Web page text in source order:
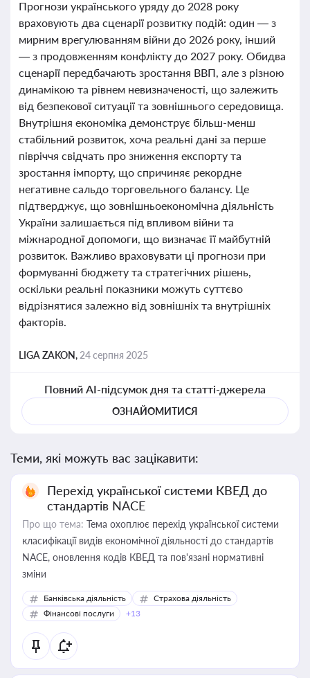
Прогнози українського уряду до 2028 року
враховують два сценарії розвитку подій: один — з
мирним врегулюванням війни до 2026 року, інший
— з продовженням конфлікту до 2027 року. Обидва
сценарії передбачають зростання ВВП, але з різною
динамікою та рівнем невизначеності, що залежить
від безпекової ситуації та зовнішнього середовища.
Внутрішня економіка демонструє більш-менш
стабільний розвиток, хоча реальні дані за перше
півріччя свідчать про зниження експорту та
зростання імпорту, що спричиняє рекордне
негативне сальдо торговельного балансу. Це
підтверджує, що зовнішньоекономічна діяльність
України залишається під впливом війни та
міжнародної допомоги, що визначає її майбутній
розвиток. Важливо враховувати ці прогнози при
формуванні бюджету та стратегічних рішень,
оскільки реальні показники можуть суттєво
відрізнятися залежно від зовнішніх та внутрішніх
факторів.
LIGA ZAKON, 24 серпня 2025
Повний AI-підсумок дня та статті-джерела
ОЗНАЙОМИТИСЯ
Теми, які можуть вас зацікавити:
Перехід української системи КВЕД до
стандартів NACE
Про що тема: Тема охоплює перехід української системи
класифікації видів економічної діяльності до стандартів
NACE, оновлення кодів КВЕД та пов'язані нормативні
зміни
Банківська діяльність
Страхова діяльність
Фінансові послуги
+13